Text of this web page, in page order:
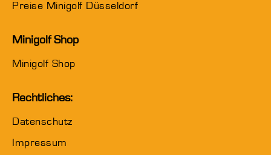
Preise Minigolf Düsseldorf
Minigolf Shop
Minigolf Shop
Rechtliches:
Datenschutz
Impressum